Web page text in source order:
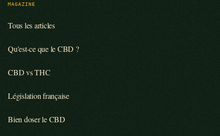
MAGAZINE
Tous les articles
Qu'est-ce que le CBD ?
CBD vs THC
Législation française
Bien doser le CBD